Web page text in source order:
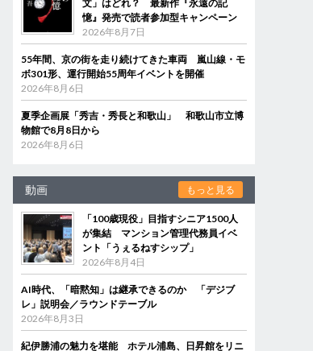
文」はどれ？ 最新作『永遠の記
憶』発売で読者参加型キャンペーン
2026年8月7日
55年間、京の街を走り続けてきた車両 嵐山線・モ
ボ301形、運行開始55周年イベントを開催
2026年8月6日
夏季企画展「秀吉・秀長と和歌山」 和歌山市立博
物館で8月8日から
2026年8月6日
動画 もっと見る
「100歳現役」目指すシニア1500人
が集結 マンション管理代務員イベ
ント「うぇるねすシップ」
2026年8月4日
AI時代、「暗黙知」は継承できるのか 「デジブ
レ」説明会／ラウンドテーブル
2026年8月3日
紀伊勝浦の魅力を堪能 ホテル浦島、日昇館をリニ